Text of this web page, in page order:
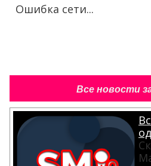
Ошибка сети...
Все новости